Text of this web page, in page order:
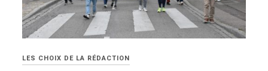
LES CHOIX DE LA RÉDACTION